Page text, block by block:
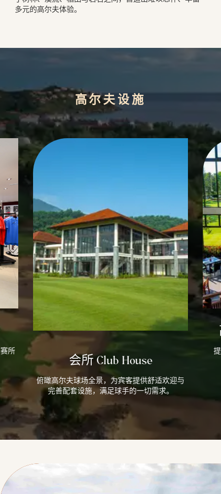
多元的高尔夫体验。
高尔夫设施
所
会所 Club House
俯瞰高尔夫球场全景，为宾客提供舒适欢迎与
完善配套设施，满足球手的一切需求。